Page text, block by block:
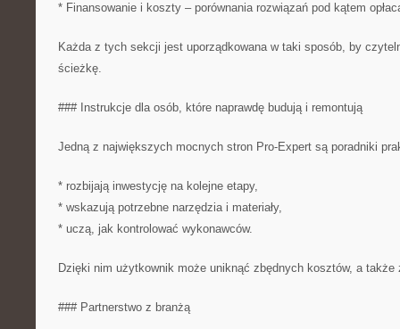
* Finansowanie i koszty – porównania rozwiązań pod kątem
Każda z tych sekcji jest uporządkowana w taki sposób, by
ścieżkę.
### Instrukcje dla osób, które naprawdę budują i remontują
Jedną z największych mocnych stron Pro-Expert są poradniki
* rozbijają inwestycję na kolejne etapy,
* wskazują potrzebne narzędzia i materiały,
* uczą, jak kontrolować wykonawców.
Dzięki nim użytkownik może uniknąć zbędnych kosztów, a także
### Partnerstwo z branżą